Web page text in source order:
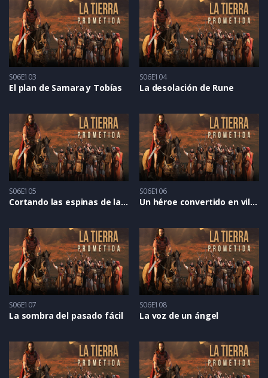
S06E103
El plan de Samara y Tobías
S06E104
La desolación de Rune
S06E105
Cortando las espinas de la flor
S06E106
Un héroe convertido en villano
S06E107
La sombra del pasado fácil
S06E108
La voz de un ángel